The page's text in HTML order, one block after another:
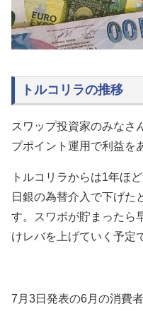
トルコリラの推移
スワップ投資家のみなさ
プポイント運用で利益を
トルコリラからは1年ほ
日銀の為替介入で下げた
す。スワポが貯まったら
けレバを上げていく予定
7月3日発表の6月の消費